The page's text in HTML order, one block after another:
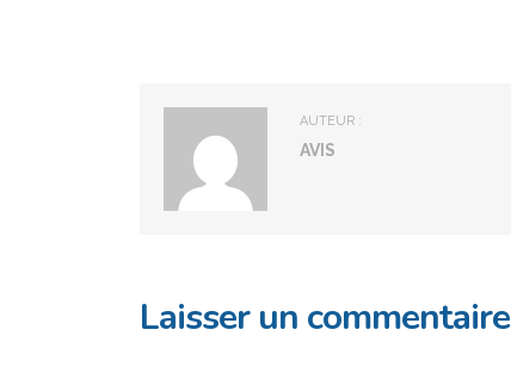
AUTEUR :
AVIS
Laisser un commentaire